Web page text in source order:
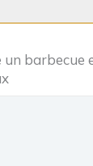
barbecue